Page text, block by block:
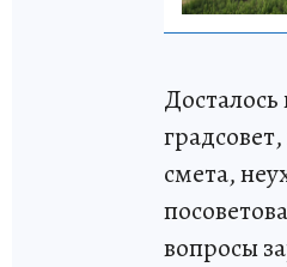
смета,
вопросы